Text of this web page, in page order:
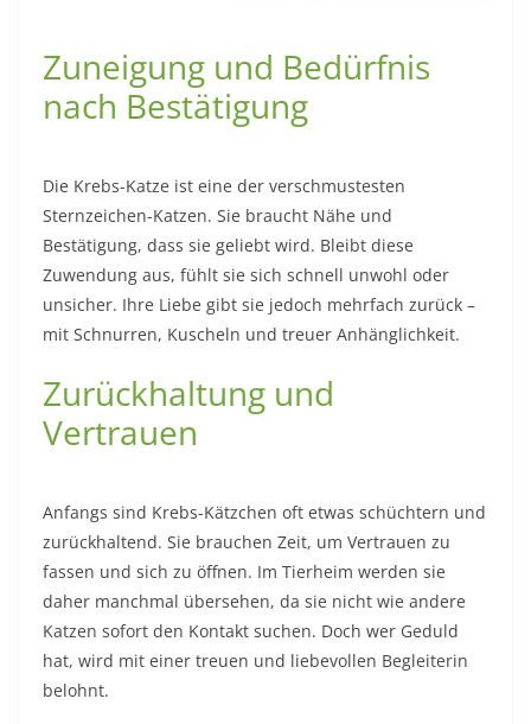
Zuneigung und Bedürfnis
nach Bestätigung
Die Krebs-Katze ist eine der verschmustesten
Sternzeichen-Katzen. Sie braucht Nähe und
Bestätigung, dass sie geliebt wird. Bleibt diese
Zuwendung aus, fühlt sie sich schnell unwohl oder
unsicher. Ihre Liebe gibt sie jedoch mehrfach zurück –
mit Schnurren, Kuscheln und treuer Anhänglichkeit.
Zurückhaltung und
Vertrauen
Anfangs sind Krebs-Kätzchen oft etwas schüchtern und
zurückhaltend. Sie brauchen Zeit, um Vertrauen zu
fassen und sich zu öffnen. Im Tierheim werden sie
daher manchmal übersehen, da sie nicht wie andere
Katzen sofort den Kontakt suchen. Doch wer Geduld
hat, wird mit einer treuen und liebevollen Begleiterin
belohnt.